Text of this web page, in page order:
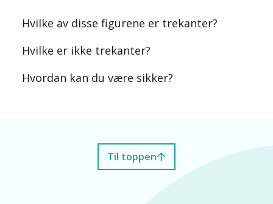
Hvilke av disse figurene er trekanter?
Hvilke er ikke trekanter?
Hvordan kan du være sikker?
Til toppen